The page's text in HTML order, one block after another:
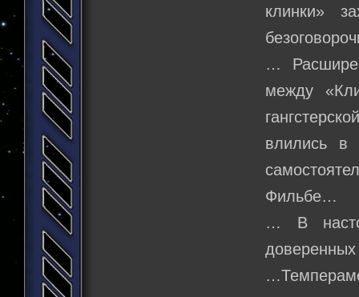
клинки»
…
между
влились в
Фильбе…
… В